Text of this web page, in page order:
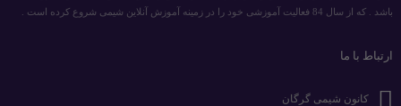
باشد . که از سال 84 فعالیت آموزشی خود را در زمینه آموزش آنلاین شیمی شروع کرده است .
ارتباط با ما
کانون شیمی گرگان